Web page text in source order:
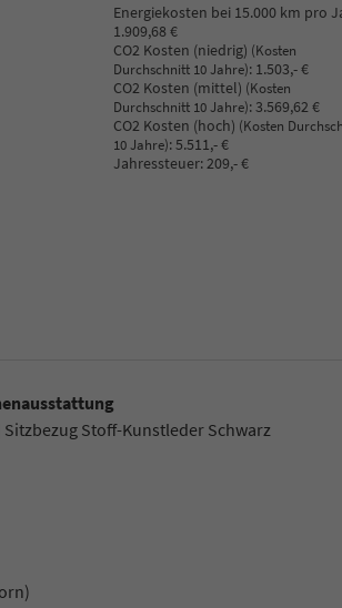
Energiekosten bei 15.000 km pro
1.909,68 €
CO2 Kosten (niedrig) (Kosten
Durchschnitt 10 Jahre): 1.503,- €
CO2 Kosten (mittel) (Kosten
Durchschnitt 10 Jahre):3.569,62 €
CO2 Kosten (hoch) (Kosten
10 Jahre):5.511,- €
Jahressteuer:209,- €
Sitzbezug Stoff-Kunstleder Schwarz